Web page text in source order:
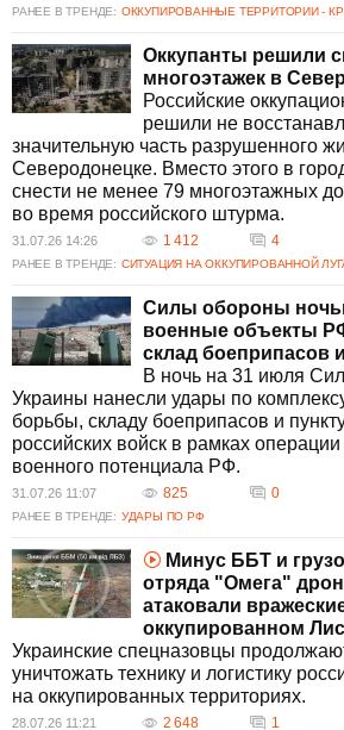
РАНЕЕ В ТРЕНДЕ: ОККУПИРОВАННЫЕ ТЕРРИТОРИИ -
Оккупанты решили
многоэтажек в
Российские
решили не
значительную часть разрушенного
Северодонецке. Вместо этого в
снести не менее 79 многоэтажных
во время российского штурма.
31.07.26 14:26 1 412 4
РАНЕЕ В ТРЕНДЕ: СИТУАЦИЯ НА ОККУПИРОВАННОЙ
Силы обороны
военные объекты
склад боеприпасов
В ночь на 31 июля
Украины нанесли удары по
борьбы, складу боеприпасов и
российских войск в рамках
военного потенциала РФ.
31.07.26 11:07 825 0
РАНЕЕ В ТРЕНДЕ: УДАРЫ ПО РФ
Минус ББТ и
отряда "Омега"
атаковали
оккупированном
Украинские спецназовцы
уничтожать технику и логистику
на оккупированных территориях.
28.07.26 11:21 2 648 1